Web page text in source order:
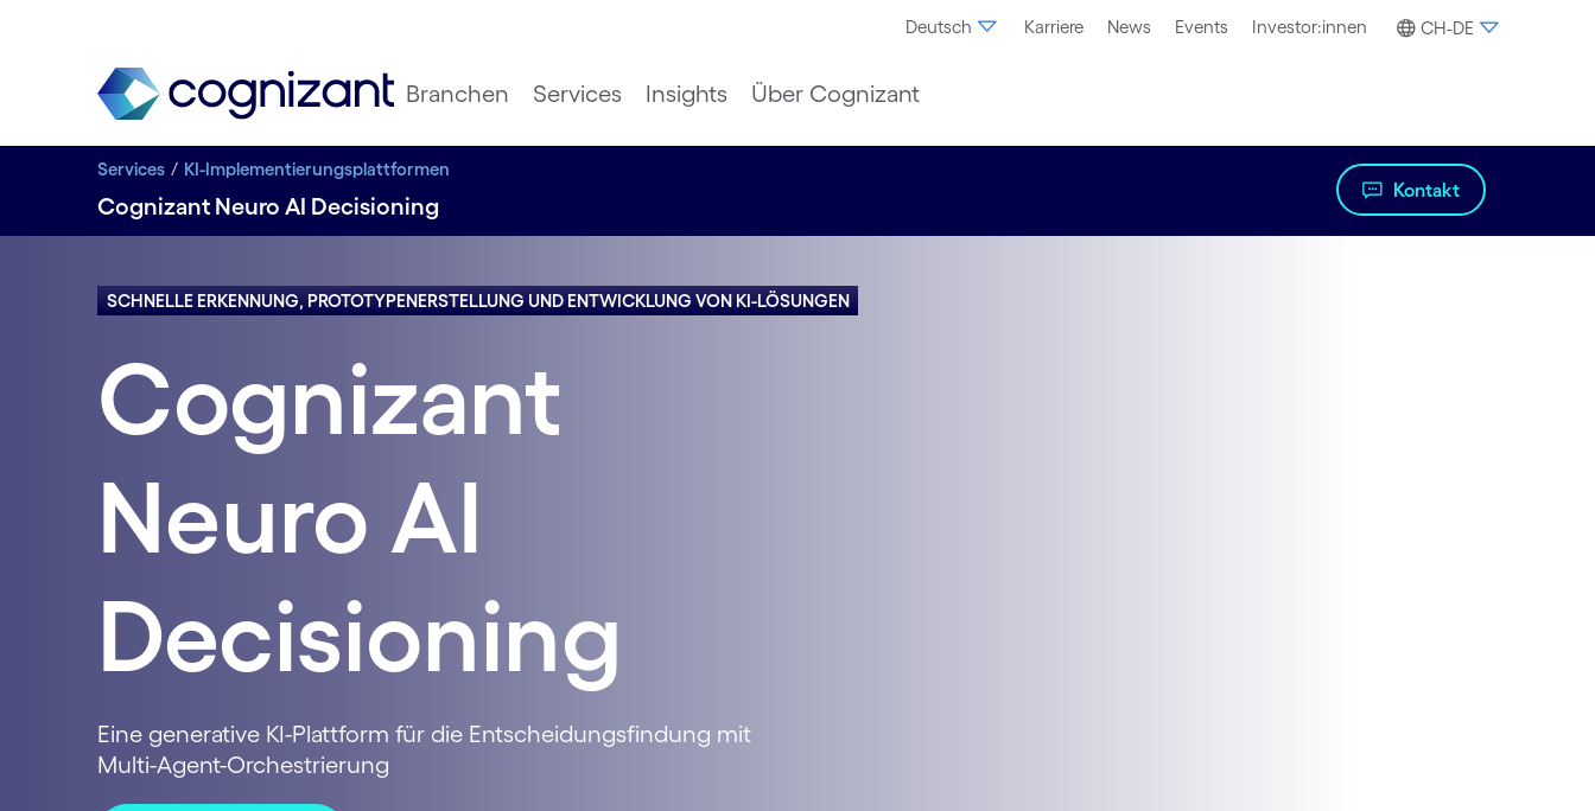
Deutsch Karriere News Events Investor:innen CH-DE
Branchen Services Insights Über Cognizant
Services KI-Implementierungsplattformen
Cognizant Neuro AI Decisioning
Kontakt
SCHNELLE ERKENNUNG, PROTOTYPENERSTELLUNG UND ENTWICKLUNG VON KI-LÖSUNGEN
Cognizant
Neuro AI
Decisioning
Eine generative KI-Plattform für die Entscheidungsfindung mit
Multi-Agent-Orchestrierung